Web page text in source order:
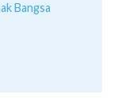
Bangsa